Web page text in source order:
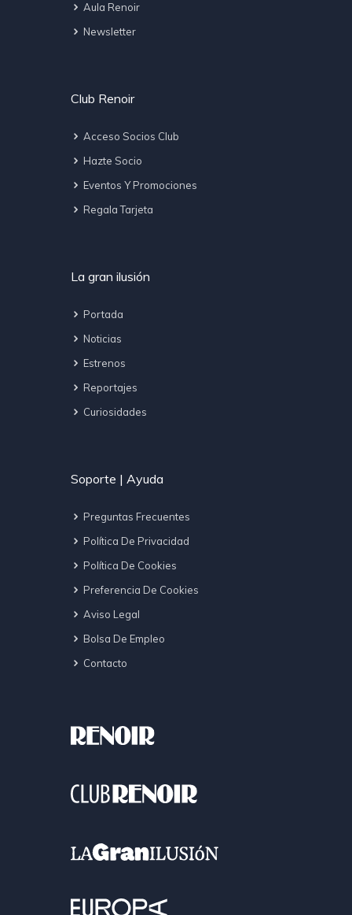
Aula Renoir
Newsletter
Club Renoir
Acceso Socios Club
Hazte Socio
Eventos Y Promociones
Regala Tarjeta
La gran ilusión
Portada
Noticias
Estrenos
Reportajes
Curiosidades
Soporte | Ayuda
Preguntas Frecuentes
Política De Privacidad
Política De Cookies
Preferencia De Cookies
Aviso Legal
Bolsa De Empleo
Contacto